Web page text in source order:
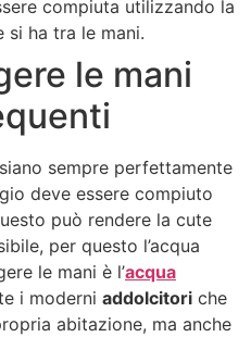
compiuta utilizzando la
si ha tra le mani.
le mani
sempre perfettamente
deve essere compiuto
può rendere la cute
per questo l’acqua
le mani è l’acqua
i moderni addolcitori che
abitazione, ma anche